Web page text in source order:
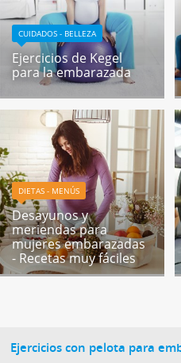
CUIDADOS - BELLEZA
Ejercicios de Kegel
para la embarazada
DIETAS - MENÚS
Desayunos y
meriendas para
mujeres embarazadas
- Recetas muy fáciles
Ejercicios con pelota para